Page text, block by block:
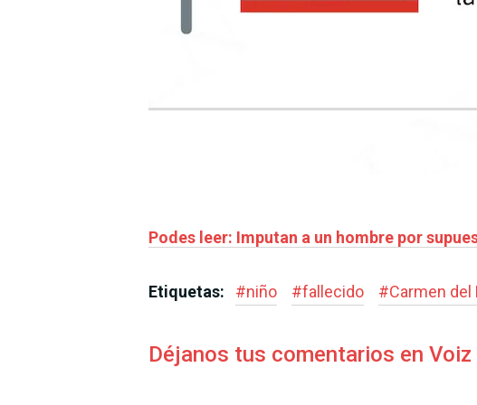
Podes leer: Imputan a un hombre por
Etiquetas: #niño #fallecido #Carmen del
Déjanos tus comentarios en Voiz